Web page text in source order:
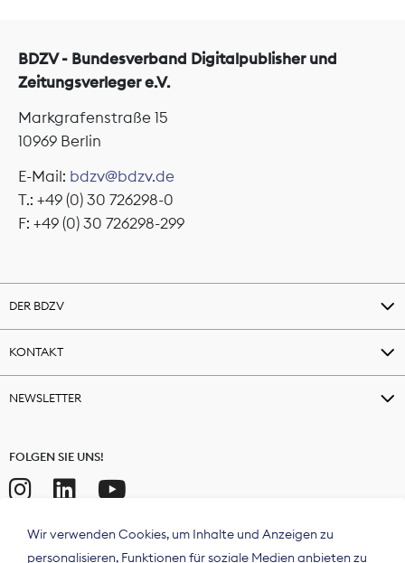
BDZV - Bundesverband Digitalpublisher und
Zeitungsverleger e.V.
Markgrafenstraße 15
10969 Berlin
E-Mail: bdzv@bdzv.de
T.: +49 (0) 30 726298-0
F: +49 (0) 30 726298-299
DER BDZV
KONTAKT
NEWSLETTER
FOLGEN SIE UNS!
Wir verwenden Cookies, um Inhalte und Anzeigen zu
personalisieren, Funktionen für soziale Medien anbieten zu